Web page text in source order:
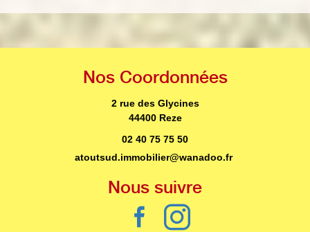
Nos Coordonnées
2 rue des Glycines
44400 Reze
02 40 75 75 50
atoutsud.immobilier@wanadoo.fr
Nous suivre